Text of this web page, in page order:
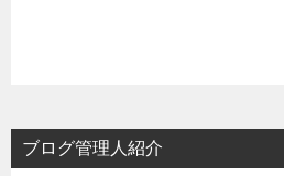
ブログ管理人紹介